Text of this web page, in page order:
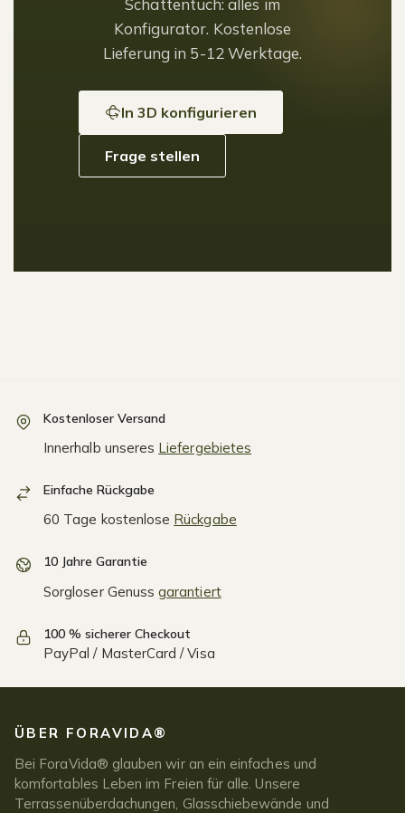
Konfigurator. Kostenlose
Lieferung in 5-12 Werktage.
In 3D konfigurieren
Frage stellen
Kostenloser Versand
Innerhalb unseres Liefergebietes
Einfache Rückgabe
60 Tage kostenlose Rückgabe
10 Jahre Garantie
Sorgloser Genussgarantiert
100 % sicherer Checkout
PayPal / MasterCard / Visa
ÜBER FORAVIDA®
Bei ForaVida® glauben wir an ein einfaches und
komfortables Leben im Freien für alle. Unsere
Terrassenüberdachungen, Glasschiebewände und